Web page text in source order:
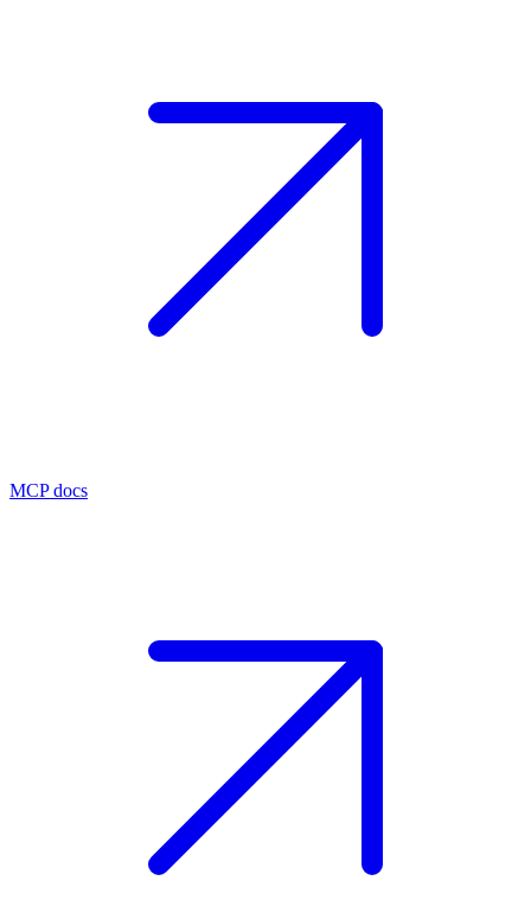
MCP docs